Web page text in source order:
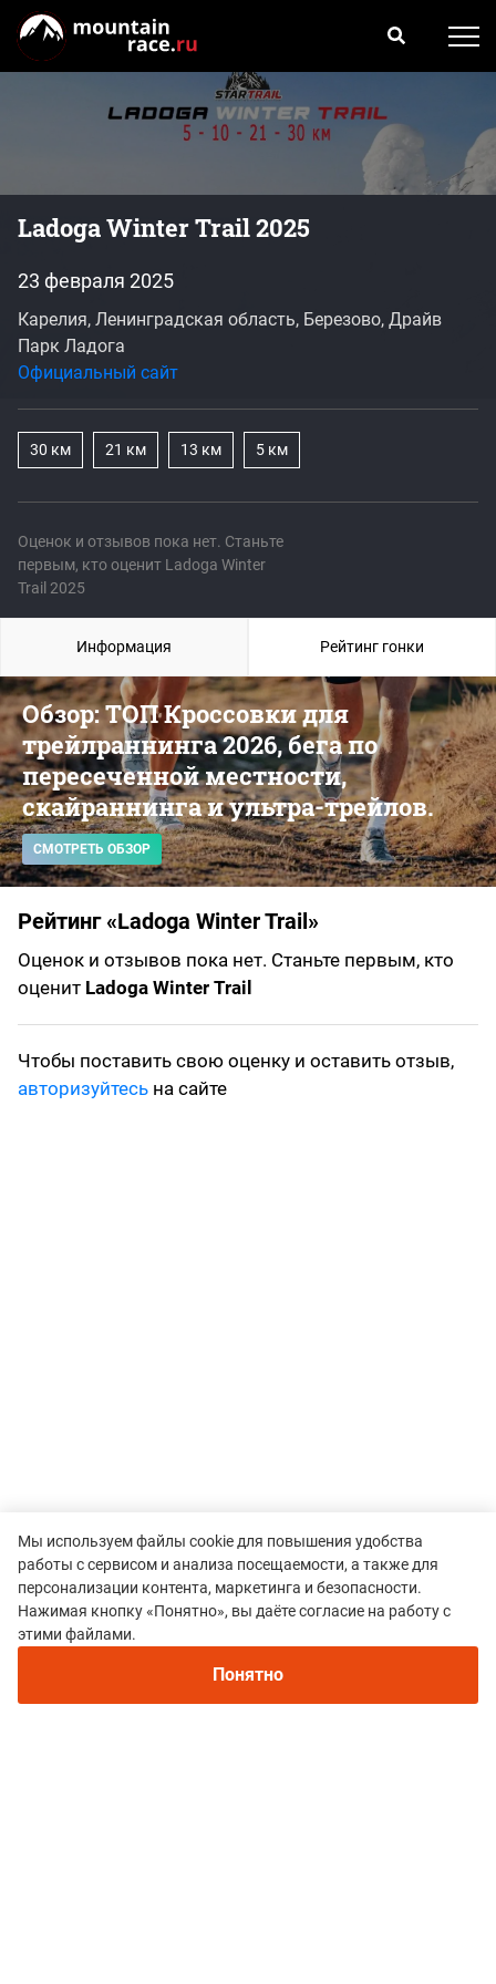
Ladoga Winter Trail 2025
Оценок и отзывов пока нет. Станьте
первым, кто оценит Ladoga Winter
Trail 2025
23 февраля 2025
Карелия, Ленинградская область, Березово, Драйв
Парк Ладога
Официальный сайт
30 км 21 км 13 км 5 км
Обзор: ТОП Кроссовки для
трейлраннинга 2026, бега по
пересеченной местности,
скайраннинга и ультра-трейлов.
СМОТРЕТЬ ОБЗОР
Рейтинг «Ladoga Winter Trail»
Оценок и отзывов пока нет. Станьте первым, кто
оценит Ladoga Winter Trail
Чтобы поставить свою оценку и оставить отзыв,
авторизуйтесь на сайте
Информация Рейтинг гонки
Рекомендуем
Непромокаемые кроссовки для бега зимой и
трейлраннинга 2026. Для города и
Мы используем файлы cookie для повышения удобства
работы с сервисом и анализа посещаемости, а также для
персонализации контента, маркетинга и безопасности.
Нажимая кнопку «Понятно», вы даёте согласие на работу с
этими файлами.
Понятно